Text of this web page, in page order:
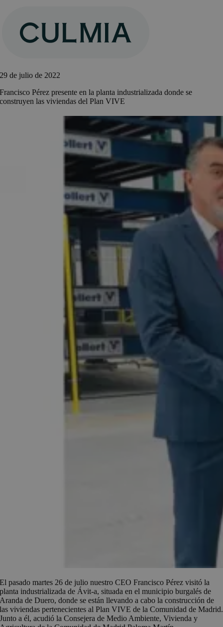
contenido
29 de julio de 2022
Francisco Pérez presente en la planta industrializada donde se
construyen las viviendas del Plan VIVE
El pasado martes 26 de julio nuestro CEO Francisco Pérez visitó la
planta industrializada de Ávit-a, situada en el municipio burgalés de
Aranda de Duero, donde se están llevando a cabo la construcción de
las viviendas pertenecientes al Plan VIVE de la Comunidad de Madrid.
Junto a él, acudió la Consejera de Medio Ambiente, Vivienda y